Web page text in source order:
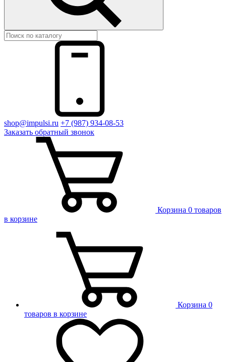
shop@impulsi.ru +7 (987) 934-08-53
Заказать обратный звонок
Корзина 0 товаров
в корзине
Корзина 0
товаров в корзине